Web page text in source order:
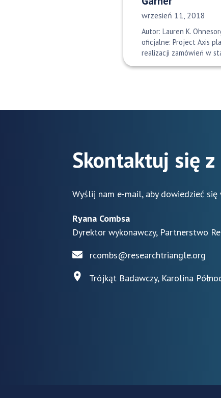
Data opublikowania:
wrzesień 11, 2018
Autor: Lauren K.
oficjalne: Project Axis
realizacji zamówień w
Skontaktuj się
Wyślij nam e-mail, aby dowiedzieć
Ryana Combsa
Dyrektor wykonawczy, Partnerstwo
rcombs@researchtriangle.org
Trójkąt Badawczy, Karolina